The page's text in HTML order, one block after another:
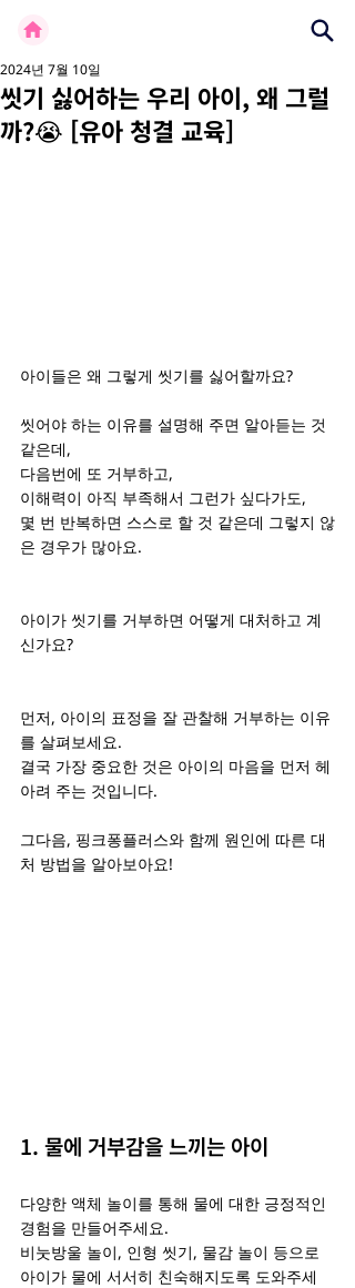
씻기 싫어하는 우리 아이, 왜 그럴
까?😭 [유아 청결 교육]
2024년 7월 10일
아이들은 왜 그렇게 씻기를 싫어할까요?
씻어야 하는 이유를 설명해 주면 알아듣는 것
같은데,
다음번에 또 거부하고,
이해력이 아직 부족해서 그런가 싶다가도,
몇 번 반복하면 스스로 할 것 같은데 그렇지 않
은 경우가 많아요.
아이가 씻기를 거부하면 어떻게 대처하고 계
신가요?
먼저, 아이의 표정을 잘 관찰해 거부하는 이유
를 살펴보세요.
결국 가장 중요한 것은 아이의 마음을 먼저 헤
아려 주는 것입니다.
그다음, 핑크퐁플러스와 함께 원인에 따른 대
처 방법을 알아보아요!
1. 물에 거부감을 느끼는 아이
다양한 액체 놀이를 통해 물에 대한 긍정적인
경험을 만들어주세요.
비눗방울 놀이, 인형 씻기, 물감 놀이 등으로
아이가 물에 서서히 친숙해지도록 도와주세